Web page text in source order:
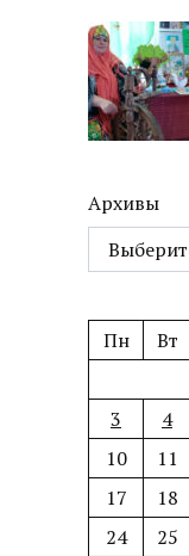
Архивы
Пн Вт
3
4
10
11
17
18
24
25